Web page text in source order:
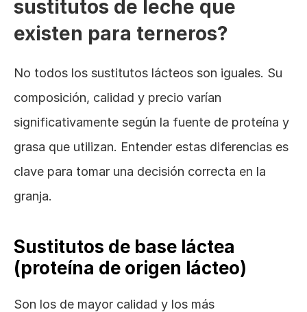
sustitutos de leche que
existen para terneros?
No todos los sustitutos lácteos son iguales. Su
composición, calidad y precio varían
significativamente según la fuente de proteína y
grasa que utilizan. Entender estas diferencias es
clave para tomar una decisión correcta en la
granja.
Sustitutos de base láctea
(proteína de origen lácteo)
Son los de mayor calidad y los más